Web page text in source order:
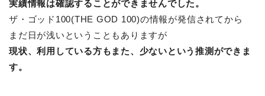
実績情報は確認することができませんでした。
ザ・ゴッド100(THE GOD 100)の情報が発信されてから
まだ日が浅いということもありますが
現状、利用している方もまた、少ないという推測ができま
す。